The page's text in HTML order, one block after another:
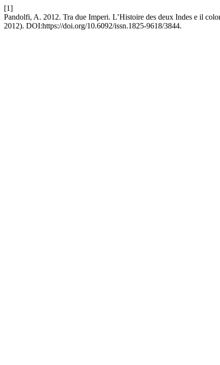
[1]
Pandolfi, A. 2012. Tra due Imperi. L’Histoire des deux Indes e il
2012). DOI:https://doi.org/10.6092/issn.1825-9618/3844.